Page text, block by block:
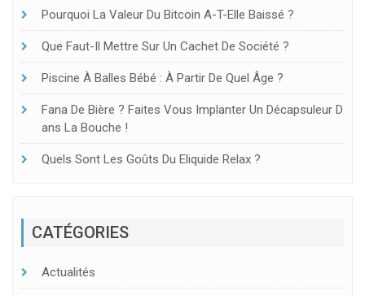
Pourquoi La Valeur Du Bitcoin A-T-Elle Baissé ?
Que Faut-Il Mettre Sur Un Cachet De Société ?
Piscine À Balles Bébé : À Partir De Quel Âge ?
Fana De Bière ? Faites Vous Implanter Un Décapsuleur D
Ans La Bouche !
Quels Sont Les Goûts Du Eliquide Relax ?
CATÉGORIES
Actualités